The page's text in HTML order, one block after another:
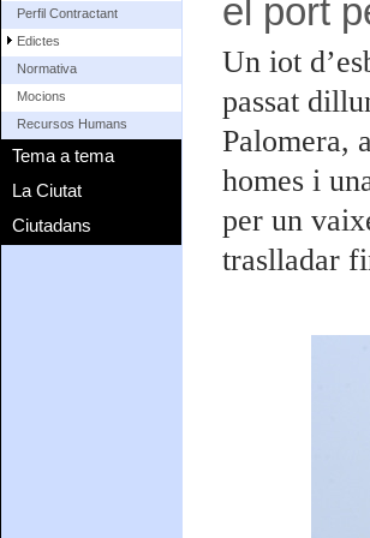
Perfil Contractant
Edictes
Normativa
Mocions
Recursos Humans
Tema a tema
La Ciutat
Ciutadans
el port
Un iot
passat
Palomera,
homes i
per un
traslladar